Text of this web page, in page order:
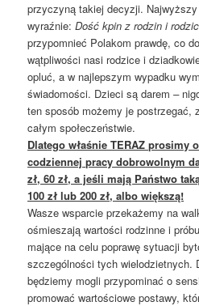
przyczyną takiej decyzji.
wyraźnie:Dość kpin z rodzin i
przypomnieć Polakom prawdę, co
wątpliwości nasi rodzice i
opluć, a w najlepszym wypadku
świadomości. Dzieci są darem–
ten sposób możemy je postrzegać,
całym społeczeństwie.
Dlatego właśnie TERAZ prosimy
codziennej pracy dobrowolnym
zł, 60 zł, a jeśli mają Państwo
100 zł lub 200 zł, albo większą!
Wasze wsparcie przekażemy na
ośmieszają wartości rodzinne i
mające na celu poprawę sytuacji
szczególności tych wielodzietnych.
będziemy mogli przypominać o
promować wartościowe postawy,